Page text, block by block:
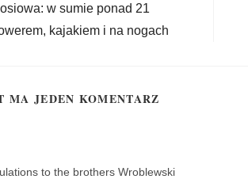
w sumie ponad 21
kajakiem i na nogach
MA JEDEN KOMENTARZ
to the brothers Wroblewski